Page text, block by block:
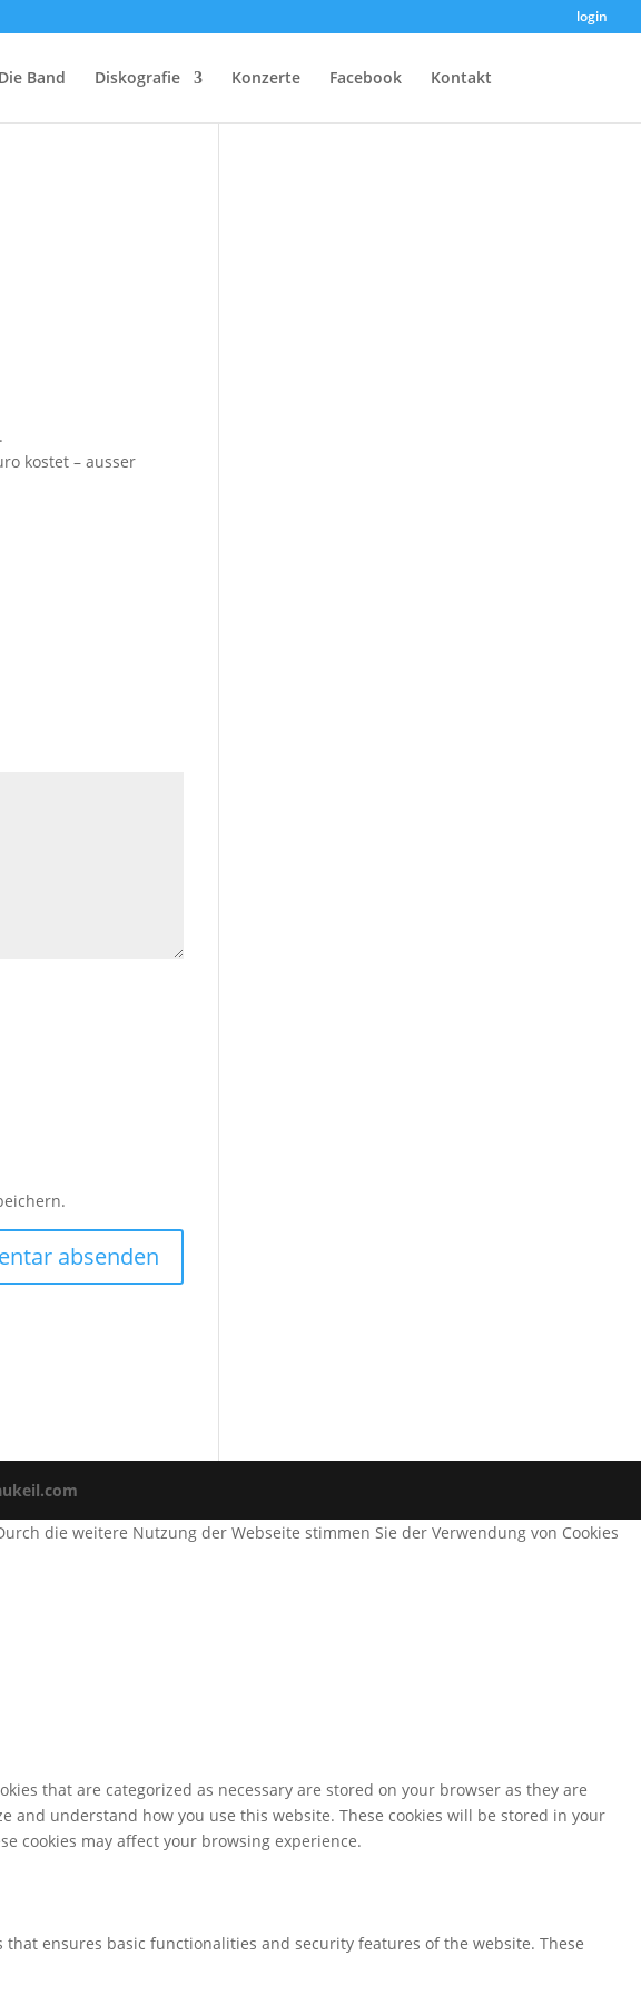
login
Die Band Diskografie Konzerte Facebook Kontakt
kostet – ausser
die weitere Nutzung der Webseite stimmen Sie der Verwendung von Cookies
that are categorized as necessary are stored on your browser as they are
understand how you use this website. These cookies will be stored in your
cookies may affect your browsing experience.
ensures basic functionalities and security features of the website. These